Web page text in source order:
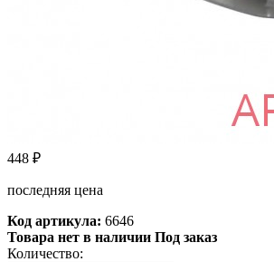
448 ₽
последняя цена
Код артикула: 6646
Товара нет в наличии Под заказ
Количество: